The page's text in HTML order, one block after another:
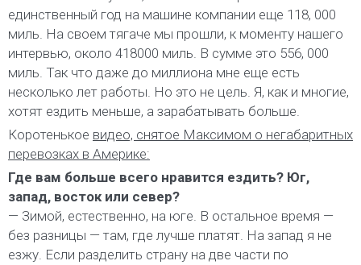
единственный год на машине компании еще 118, 000
миль. На своем тягаче мы прошли, к моменту нашего
интервью, около 418000 миль. В сумме это 556, 000
миль. Так что даже до миллиона мне еще есть
несколько лет работы. Но это не цель. Я, как и многие,
хотят ездить меньше, а зарабатывать больше.
Коротенькое видео, снятое Максимом о негабаритных
перевозках в Америке:
Где вам больше всего нравится ездить? Юг,
запад, восток или север?
— Зимой, естественно, на юге. В остальное время —
без разницы — там, где лучше платят. На запад я не
езжу. Если разделить страну на две части по